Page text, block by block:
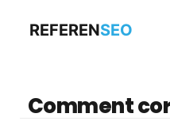
REFERENSEO
Comment